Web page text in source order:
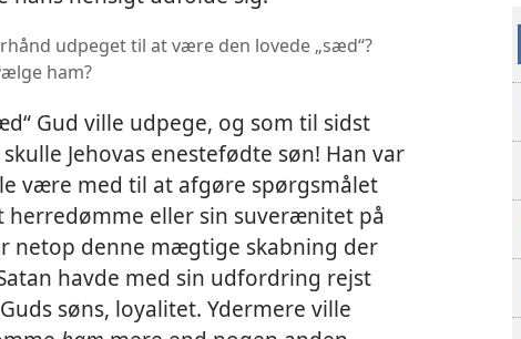
udpeget til at være den lovede „sæd“?
ham?
Gud ville udpege, og som til sidst
Jehovas enestefødte søn! Han var
være med til at afgøre spørgsmålet
herredømme eller sin suverænitet på
denne mægtige skabning der
havde med sin udfordring rejst
søns, loyalitet. Ydermere ville